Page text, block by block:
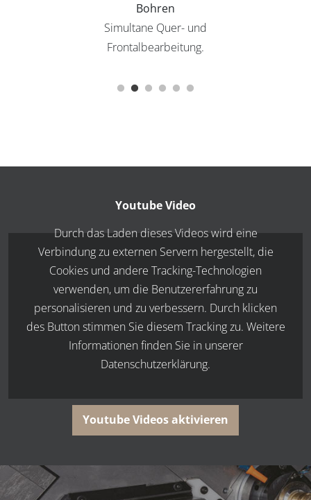
Bohren
Simultane Quer- und
Frontalbearbeitung.
Youtube Video
Durch das Laden dieses Videos wird eine
Verbindung zu externen Servern hergestellt, die
Cookies und andere Tracking-Technologien
verwenden, um die Benutzererfahrung zu
personalisieren und zu verbessern. Durch klicken
des Button stimmen Sie diesem Tracking zu. Weitere
Informationen finden Sie in unserer
Datenschutzerklärung.
Youtube Videos aktivieren